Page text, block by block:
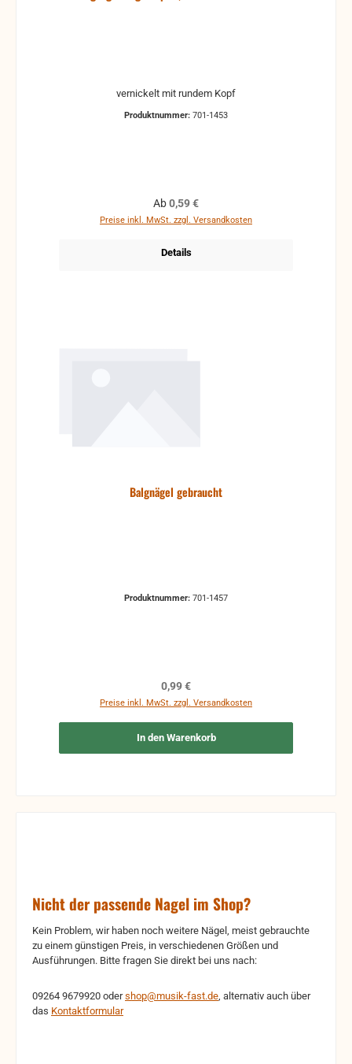
vernickelt mit rundem Kopf
Produktnummer: 701-1453
Regulärer Preis:
Ab0,59 €
Preise inkl. MwSt. zzgl. Versandkosten
Details
Balgnägel gebraucht
Produktnummer: 701-1457
Regulärer Preis:
0,99 €
Preise inkl. MwSt. zzgl. Versandkosten
In den Warenkorb
Nicht der passende Nagel im Shop?
Kein Problem, wir haben noch weitere Nägel, meist gebrauchte
zu einem günstigen Preis, in verschiedenen Größen und
Ausführungen. Bitte fragen Sie direkt bei uns nach:
09264 9679920 odershop@musik-fast.de , alternativ auch über
das Kontaktformular